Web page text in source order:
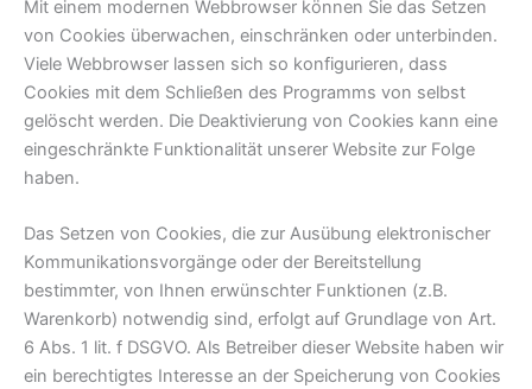
Mit einem modernen Webbrowser können Sie das Setzen
von Cookies überwachen, einschränken oder unterbinden.
Viele Webbrowser lassen sich so konfigurieren, dass
Cookies mit dem Schließen des Programms von selbst
gelöscht werden. Die Deaktivierung von Cookies kann eine
eingeschränkte Funktionalität unserer Website zur Folge
haben.
Das Setzen von Cookies, die zur Ausübung elektronischer
Kommunikationsvorgänge oder der Bereitstellung
bestimmter, von Ihnen erwünschter Funktionen (z.B.
Warenkorb) notwendig sind, erfolgt auf Grundlage von Art.
6 Abs. 1 lit. f DSGVO. Als Betreiber dieser Website haben wir
ein berechtigtes Interesse an der Speicherung von Cookies